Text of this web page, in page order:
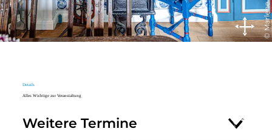
Details
Alles Wichtige zur Veranstaltung
Weitere Termine